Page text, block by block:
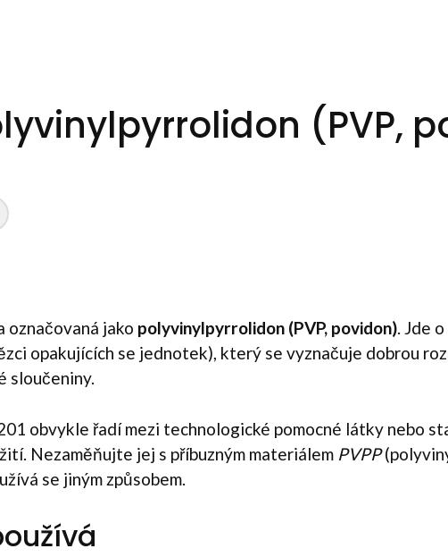
(PVP,
označovaná jako polyvinylpyrrolidon (PVP, povidon). Jde
opakujících se jednotek), který se vyznačuje dobrou
sloučeniny.
obvykle řadí mezi technologické pomocné látky nebo
Nezaměňujte jej s příbuzným materiálem PVPP
se jiným způsobem.